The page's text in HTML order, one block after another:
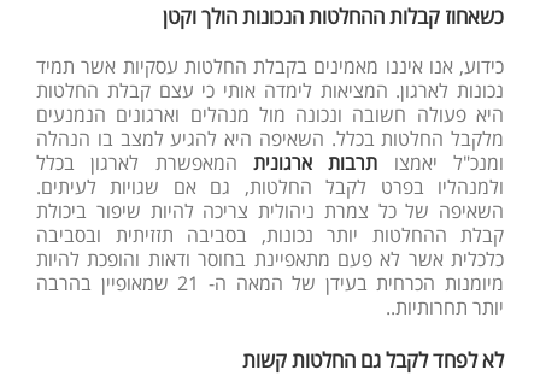
כשאחוז קבלות ההחלטות הנכונות הולך וקטן
כידוע, אנו איננו מאמינים בקבלת החלטות עסקיות אשר תמיד
נכונות לארגון. המציאות לימדה אותי כי עצם קבלת החלטות
היא פעולה חשובה ונכונה מול מנהלים וארגונים הנמנעים
מלקבל החלטות בכלל. השאיפה היא להגיע למצב בו הנהלה
ומנכ"ל יאמצו תרבות ארגונית המאפשרת לארגון בכלל
ולמנהליו בפרט לקבל החלטות, גם אם שגויות לעיתים.
השאיפה של כל צמרת ניהולית צריכה להיות שיפור ביכולת
קבלת ההחלטות יותר נכונות, בסביבה תזזיתית ובסביבה
כלכלית אשר לא פעם מתאפיינת בחוסר ודאות והופכת להיות
מיומנות הכרחית בעידן של המאה ה- 21 שמאופיין בהרבה
יותר תחרותיות..
לא לפחד לקבל גם החלטות קשות